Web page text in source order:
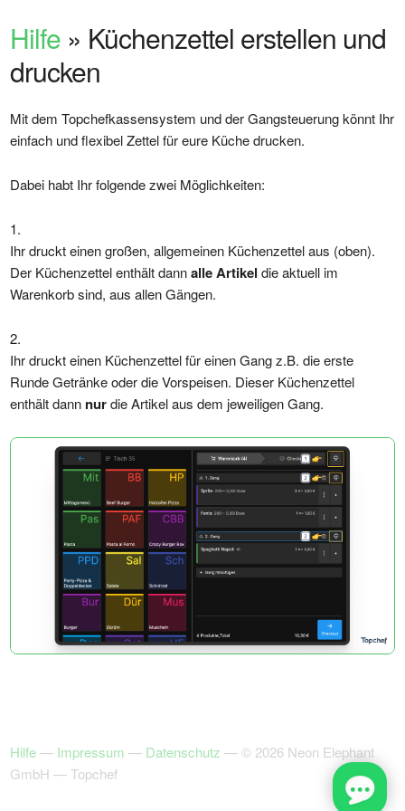
Hilfe » Küchenzettel erstellen und
drucken
Mit dem Topchefkassensystem und der Gangsteuerung könnt Ihr
einfach und flexibel Zettel für eure Küche drucken.
Dabei habt Ihr folgende zwei Möglichkeiten:
Ihr druckt einen großen, allgemeinen Küchenzettel aus (oben).
Der Küchenzettel enthält dannalle Artikel die aktuell im
Warenkorb sind, aus allen Gängen.
Ihr druckt einen Küchenzettel für einen Gang z.B. die erste
Runde Getränke oder die Vorspeisen. Dieser Küchenzettel
enthält dann nurdie Artikel aus dem jeweiligen Gang.
Hilfe— Impressum — Datenschutz — © 2026 Neon Elephant
GmbH — Topchef